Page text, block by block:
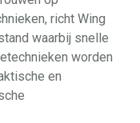
richt Wing
waarbij snelle
worden
en